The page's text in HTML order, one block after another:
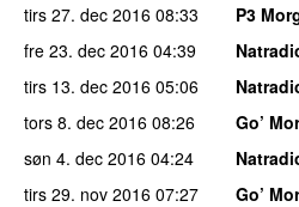
tirs 27. dec 2016 08:33
P3
fre 23. dec 2016 04:39
tirs 13. dec 2016 05:06
tors 8. dec 2016 08:26
Go’
søn 4. dec 2016 04:24
tirs 29. nov 2016 07:27
Go’